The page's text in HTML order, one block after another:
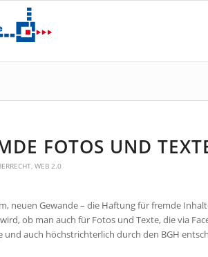
FOTOS UND
, WEB 2.0
neuen Gewande – die Haftung für fremde
ob man auch für Fotos und Texte, die via
und auch höchstrichterlich durch den BGH